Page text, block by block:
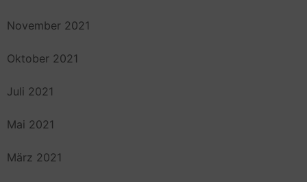
November 2021
Oktober 2021
Juli 2021
Mai 2021
März 2021